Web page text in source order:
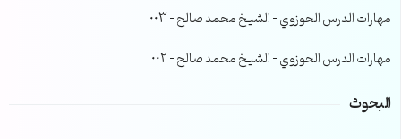
مهارات الدرس الحوزوي – الشيخ محمد صالح – 003
مهارات الدرس الحوزوي – الشيخ محمد صالح – 002
البحوث